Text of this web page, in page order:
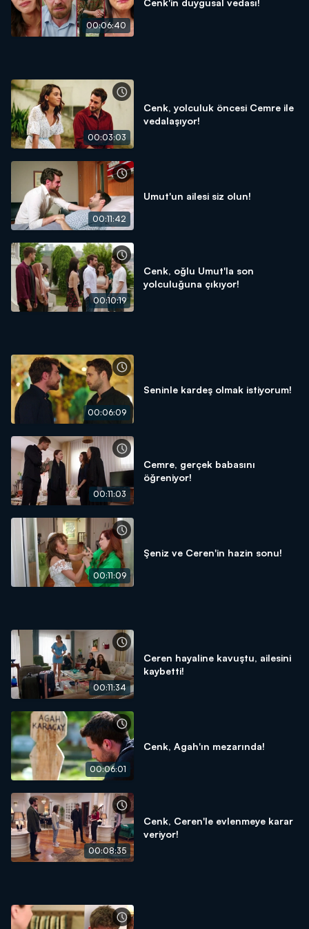
00:06:40
00:03:03
Cenk, yolculuk öncesi Cemre ile
vedalaşıyor!
00:11:42
Umut'un ailesi siz olun!
00:10:19
Cenk, oğlu Umut'la son
yolculuğuna çıkıyor!
00:06:09
Seninle kardeş olmak istiyorum!
00:11:03
Cemre, gerçek babasını
öğreniyor!
00:11:09
Şeniz ve Ceren'in hazin sonu!
00:11:34
Ceren hayaline kavuştu, ailesini
kaybetti!
00:06:01
Cenk, Agah'ın mezarında!
00:08:35
Cenk, Ceren'le evlenmeye karar
veriyor!